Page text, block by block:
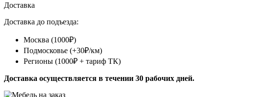
Доставка
Доставка до подъезда:
Москва (1000₽)
Подмосковье (+30₽/км)
Регионы (1000₽ + тариф ТК)
Доставка осуществляется в течении 30 рабочих дней.